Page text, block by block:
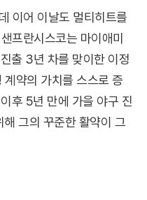
이어 이날도 멀티히트를
프란시스코는 마이애미
출 3년 차를 맞이한 이정
약의 가치를 스스로 증
후 5년 만에 가을 야구 진
그의 꾸준한 활약이 그